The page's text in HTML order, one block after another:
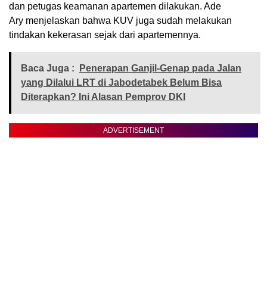
dan petugas keamanan apartemen dilakukan. Ade
Ary menjelaskan bahwa KUV juga sudah melakukan
tindakan kekerasan sejak dari apartemennya.
Baca Juga :
Penerapan Ganjil-Genap pada Jalan
yang Dilalui LRT di Jabodetabek Belum Bisa
Diterapkan? Ini Alasan Pemprov DKI
ADVERTISEMENT